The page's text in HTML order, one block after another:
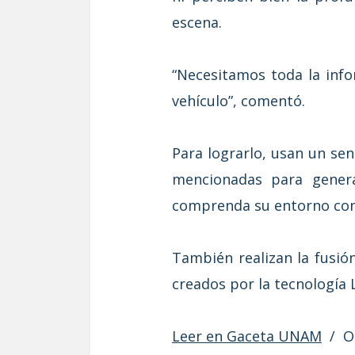
escena.
“Necesitamos toda la
vehículo”, comentó.
Para lograrlo, usan un
mencionadas para
comprenda su entorno
También realizan la
creados por la tecnología
Leer en Gaceta UNAM /